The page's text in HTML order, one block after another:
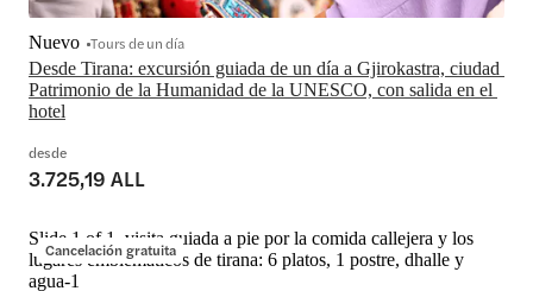
Desde Tirana: excursión guiada de un día a Gjirokastra, ciudad
Patrimonio de la Humanidad de la UNESCO, con salida en el
hotel
Nuevo Tours de un día
desde
3.725,19 ALL
Cancelación gratuita
Slide 1 of 1, visita guiada a pie por la comida callejera y los
lugares emblemáticos de tirana: 6 platos, 1 postre, dhalle y
agua-1